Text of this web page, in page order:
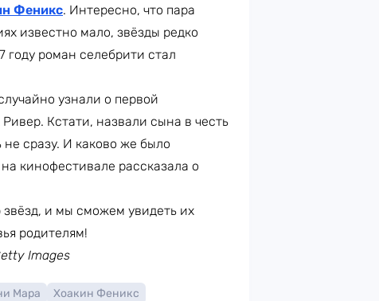
Феникс. Интересно, что пара
известно мало, звёзды редко
роман селебрити стал
узнали о первой
Кстати, назвали сына в честь
не сразу. И каково же было
кинофестивале рассказала о
и мы сможем увидеть их
родителям!
Images
Мара Хоакин Феникс